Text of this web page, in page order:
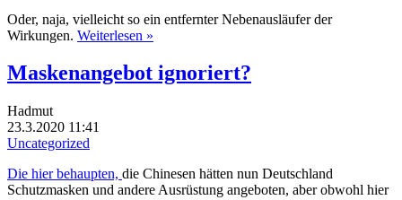
Oder, naja, vielleicht so ein entfernter Nebenausläufer der
Wirkungen. Weiterlesen »
Maskenangebot ignoriert?
Hadmut
23.3.2020 11:41
Uncategorized
Die hier behaupten, die Chinesen hätten nun Deutschland
Schutzmasken und andere Ausrüstung angeboten, aber obwohl hier